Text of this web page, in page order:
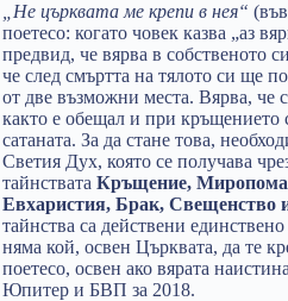
„Не църквата ме крепи в нея“
поетесо: когато човек казва „аз
предвид, че вярва в собственото
че след смъртта на тялото си ще
от две възможни места. Вярва, че
както е обещал и при кръщението
сатаната. За да стане това,
Светия Дух, която се получава
тайнствата Кръщение,
Евхаристия, Брак, Свещенство
тайнства са действени
няма кой, освен Църквата, да те
поетесо, освен ако вярата
Юпитер и БВП за 2018.